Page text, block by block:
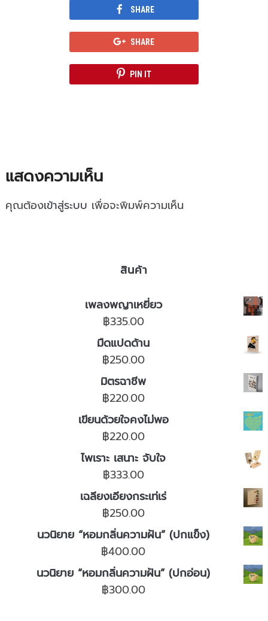
SHARE
SHARE
PIN IT
แสดงความเห็น
คุณต้องเข้าสู่ระบบ เพื่อจะพิมพ์ความเห็น
สินค้า
เพลงพญาเหยี่ยว
฿335.00
มืดแปดด้าน
฿250.00
มิตรฉาชีพ
฿220.00
เขียนด้วยใจคงไม่พอ
฿220.00
ไพเราะ เสนาะ จับใจ
฿333.00
เฉลียงเอียงกระเท่เร่
฿250.00
นวนิยาย “หอมกลิ่นความฝัน” (ปกแข็ง)
฿400.00
นวนิยาย “หอมกลิ่นความฝัน” (ปกอ่อน)
฿300.00